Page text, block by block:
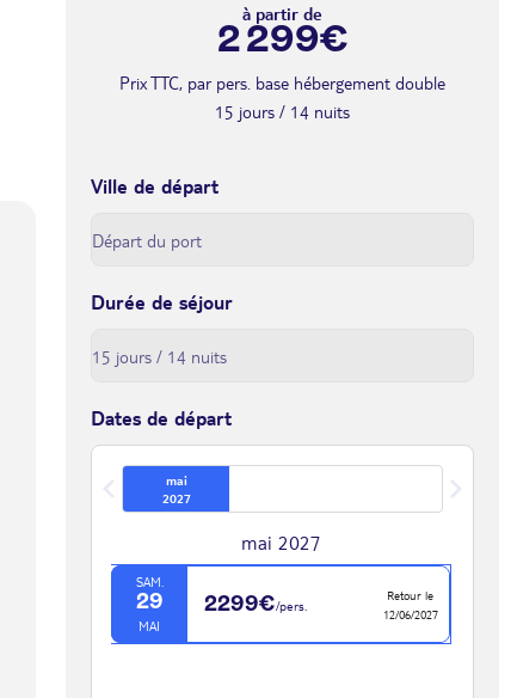
à partir de
2 299€
Prix TTC, par pers. base hébergement double
15 jours / 14 nuits
Ville de départ
Durée de séjour
Dates de départ
mai
2027
mai 2027
SAM.
29
MAI
2299€/pers.
Retour le
12/06/2027